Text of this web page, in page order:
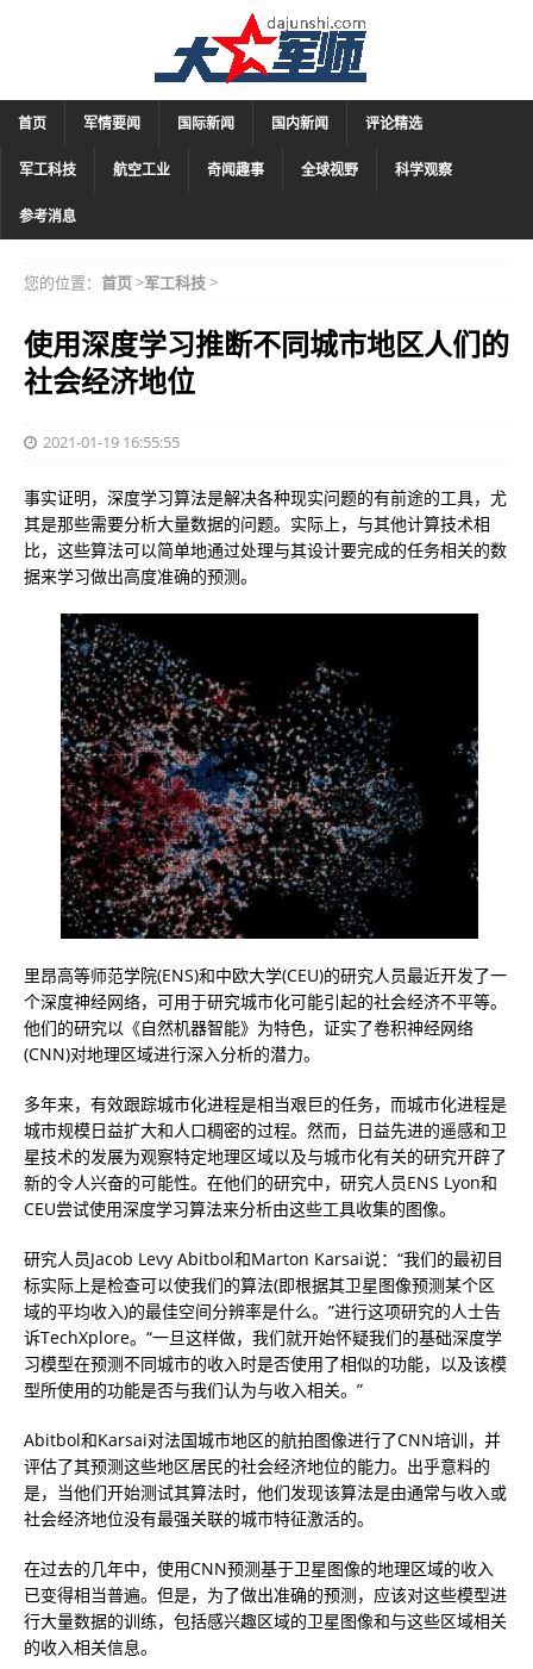
首页 军情要闻 国际新闻 国内新闻 评论精选
军工科技 航空工业 奇闻趣事 全球视野 科学观察
参考消息
您的位置： 首页>军工科技>
使用深度学习推断不同城市地区人们的
社会经济地位
2021-01-19 16:55:55
事实证明，深度学习算法是解决各种现实问题的有前途的工具，尤
其是那些需要分析大量数据的问题。实际上，与其他计算技术相
比，这些算法可以简单地通过处理与其设计要完成的任务相关的数
据来学习做出高度准确的预测。
里昂高等师范学院(ENS)和中欧大学(CEU)的研究人员最近开发了一
个深度神经网络，可用于研究城市化可能引起的社会经济不平等。
他们的研究以《自然机器智能》为特色，证实了卷积神经网络
(CNN)对地理区域进行深入分析的潜力。
多年来，有效跟踪城市化进程是相当艰巨的任务，而城市化进程是
城市规模日益扩大和人口稠密的过程。然而，日益先进的遥感和卫
星技术的发展为观察特定地理区域以及与城市化有关的研究开辟了
新的令人兴奋的可能性。在他们的研究中，研究人员ENS Lyon和
CEU尝试使用深度学习算法来分析由这些工具收集的图像。
研究人员Jacob Levy Abitbol和Marton Karsai说：“我们的最初目
标实际上是检查可以使我们的算法(即根据其卫星图像预测某个区
域的平均收入)的最佳空间分辨率是什么。”进行这项研究的人士告
诉TechXplore。“一旦这样做，我们就开始怀疑我们的基础深度学
习模型在预测不同城市的收入时是否使用了相似的功能，以及该模
型所使用的功能是否与我们认为与收入相关。”
Abitbol和Karsai对法国城市地区的航拍图像进行了CNN培训，并
评估了其预测这些地区居民的社会经济地位的能力。出乎意料的
是，当他们开始测试其算法时，他们发现该算法是由通常与收入或
社会经济地位没有最强关联的城市特征激活的。
在过去的几年中，使用CNN预测基于卫星图像的地理区域的收入
已变得相当普遍。但是，为了做出准确的预测，应该对这些模型进
行大量数据的训练，包括感兴趣区域的卫星图像和与这些区域相关
的收入相关信息。